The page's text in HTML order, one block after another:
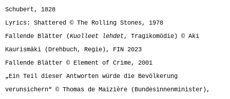
Schubert, 1828
Lyrics: Shattered © The Rolling Stones, 1978
Fallende Blätter (Kuolleet lehdet, Tragikomödie) © Aki
Kaurismäki (Drehbuch, Regie), FIN 2023
Fallende Blätter © Element of Crime, 2001
„Ein Teil dieser Antworten würde die Bevölkerung
verunsichern“ © Thomas de Maizière (Bundesinnenminister),